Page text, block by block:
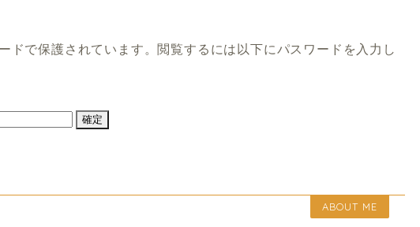
ドで保護されています。閲覧するには以下にパスワードを入力し
ABOUT ME